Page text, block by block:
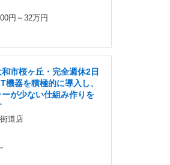
円～32万円
市桜ヶ丘・完全週休2日
機器を積極的に導入し、
が少ない仕組み作りを
道店